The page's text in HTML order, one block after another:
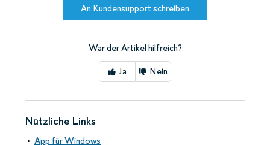
An Kundensupport schreiben
War der Artikel hilfreich?
Ja Nein
Nützliche Links
App für Windows